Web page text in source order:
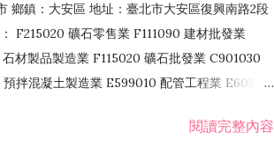
鄉鎮：大安區 地址：臺北市大安區復興南路2段
F215020 礦石零售業 F111090 建材批發業
材製品製造業 F115020 礦石批發業 C901030
拌混凝土製造業 E599010 配管工程業 E603110
常用品批發業 F108031 醫療器材批發業閱讀完整內容